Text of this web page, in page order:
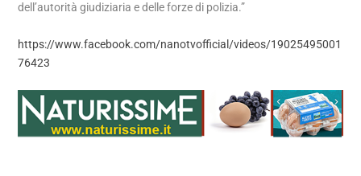
dell’autorità giudiziaria e delle forze di polizia.”
https://www.facebook.com/nanotvofficial/videos/19025495001
76423